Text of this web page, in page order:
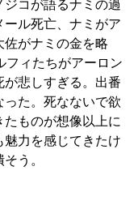
コが語るナミの過
ル死亡、ナミがア
佐がナミの金を略
フィたちがアーロン
悲しすぎる。出番
た。死なないで欲
たものが想像以上に
力を感じてきたけ
う。